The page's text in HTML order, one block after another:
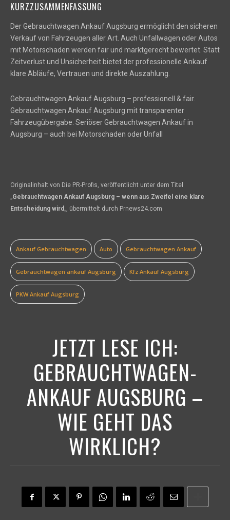
KURZZUSAMMENFASSUNG
Der Gebrauchtwagen Ankauf Augsburg ermöglicht den sicheren
Verkauf von Fahrzeugen aller Art. Auch Unfallwagen oder Autos
mit Motorschaden werden fair und marktgerecht bewertet. Statt
Zeitverlust und Unsicherheit bietet der professionelle Ankauf
klare Abläufe, Vertrauen und direkte Auszahlung.
Gebrauchtwagen Ankauf Augsburg – professionell & fair.
Gebrauchtwagen Ankauf Augsburg mit transparenter
Fahrzeugübergabe. Seriöser Gebrauchtwagen Ankauf in
Augsburg – auch bei Motorschaden oder Unfall
Originalinhalt von Die PR-Profis, veröffentlicht unter dem Titel
„Gebrauchtwagen Ankauf Augsburg – wenn aus Zweifel eine klare
Entscheidung wird „, übermittelt durch Prnews24.com
Ankauf Gebrauchtwagen Auto Gebrauchtwagen Ankauf
Gebrauchtwagen ankauf Augsburg Kfz Ankauf Augsburg
PKW Ankauf Augsburg
JETZT LESE ICH:
GEBRAUCHTWAGEN-
ANKAUF AUGSBURG –
WIE GEHT DAS
WIRKLICH?